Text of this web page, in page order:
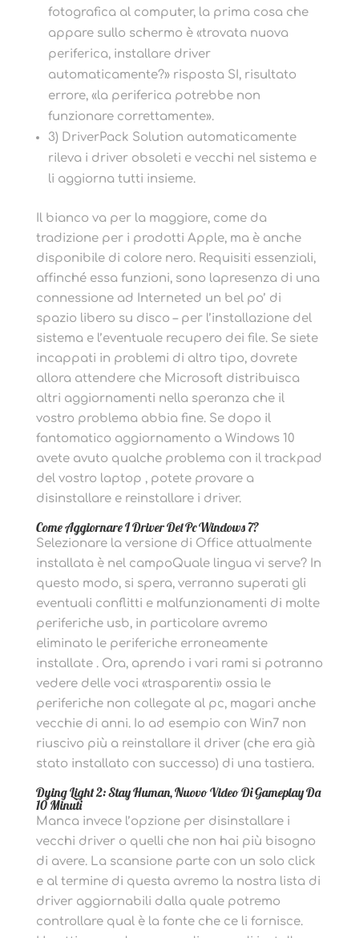
fotografica al computer, la prima cosa che
appare sullo schermo è «trovata nuova
periferica, installare driver
automaticamente?» risposta SI, risultato
errore, «la periferica potrebbe non
funzionare correttamente».
3) DriverPack Solution automaticamente
rileva i driver obsoleti e vecchi nel sistema e
li aggiorna tutti insieme.
Il bianco va per la maggiore, come da
tradizione per i prodotti Apple, ma è anche
disponibile di colore nero. Requisiti essenziali,
affinché essa funzioni, sono lapresenza di una
connessione ad Interneted un bel po’ di
spazio libero su disco – per l’installazione del
sistema e l’eventuale recupero dei file. Se siete
incappati in problemi di altro tipo, dovrete
allora attendere che Microsoft distribuisca
altri aggiornamenti nella speranza che il
vostro problema abbia fine. Se dopo il
fantomatico aggiornamento a Windows 10
avete avuto qualche problema con il trackpad
del vostro laptop , potete provare a
disinstallare e reinstallare i driver.
Come Aggiornare I Driver Del Pc Windows 7?
Selezionare la versione di Office attualmente
installata è nel campoQuale lingua vi serve? In
questo modo, si spera, verranno superati gli
eventuali conflitti e malfunzionamenti di molte
periferiche usb, in particolare avremo
eliminato le periferiche erroneamente
installate . Ora, aprendo i vari rami si potranno
vedere delle voci «trasparenti» ossia le
periferiche non collegate al pc, magari anche
vecchie di anni. Io ad esempio con Win7 non
riuscivo più a reinstallare il driver (che era già
stato installato con successo) di una tastiera.
Dying Light 2: Stay Human, Nuovo Video Di Gameplay Da
10 Minuti
Manca invece l’opzione per disinstallare i
vecchi driver o quelli che non hai più bisogno
di avere. La scansione parte con un solo click
e al termine di questa avremo la nostra lista di
driver aggiornabili dalla quale potremo
controllare qual è la fonte che ce li fornisce.